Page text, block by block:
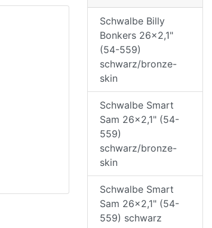
Schwalbe Billy
Bonkers 26x2,1"
(54-559)
schwarz/bronze-
skin
Schwalbe Smart
Sam 26x2,1" (54-
559)
schwarz/bronze-
skin
Schwalbe Smart
Sam 26x2,1" (54-
559) schwarz